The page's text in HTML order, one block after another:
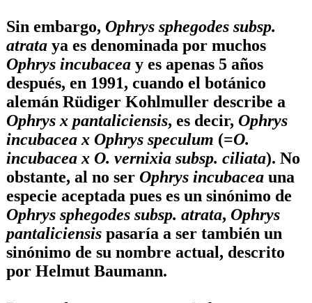
Sin embargo, Ophrys sphegodes subsp.
atrata ya es denominada por muchos
Ophrys incubacea y es apenas 5 años
después, en 1991, cuando el botánico
alemán Rüdiger Kohlmuller describe a
Ophrys x pantaliciensis, es decir, Ophrys
incubacea x Ophrys speculum (=O.
incubacea x O. vernixia subsp. ciliata). No
obstante, al no ser Ophrys incubacea una
especie aceptada pues es un sinónimo de
Ophrys sphegodes subsp. atrata, Ophrys
pantaliciensis pasaría a ser también un
sinónimo de su nombre actual, descrito
por Helmut Baumann.